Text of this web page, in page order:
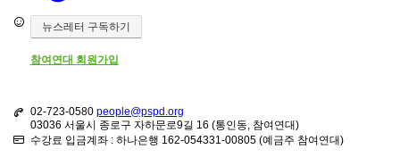
뉴스레터 구독하기
참여연대 회원가입
02-723-0580 people@pspd.org
03036 서울시 종로구 자하문로9길 16 (통인동, 참여연대)
수강료 입금계좌 : 하나은행 162-054331-00805 (예금주 참여연대)